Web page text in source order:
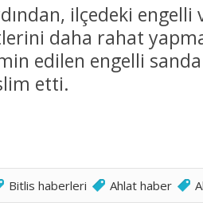
ilçedeki engelli
daha rahat
edilen engelli
etti.
Bitlis haberleri Ahlat haber